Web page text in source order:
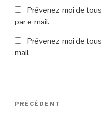
Prévenez-moi de
par e-mail.
Prévenez-moi de
mail.
PRÉCÉDENT